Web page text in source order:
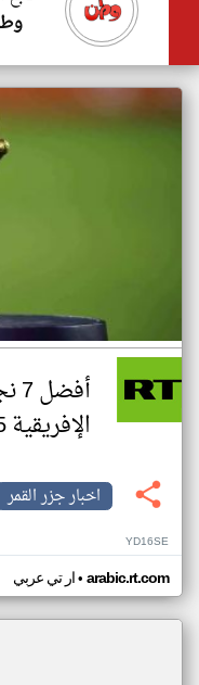
الإفريقية 2025
اخبار جزر القمر
YD16SE
ار تي عربي• arabic.rt.com